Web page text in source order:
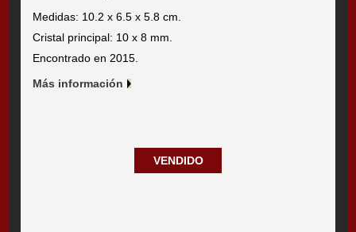
Medidas: 10.2 x 6.5 x 5.8 cm.
Cristal principal: 10 x 8 mm.
Encontrado en 2015.
Más información
VENDIDO